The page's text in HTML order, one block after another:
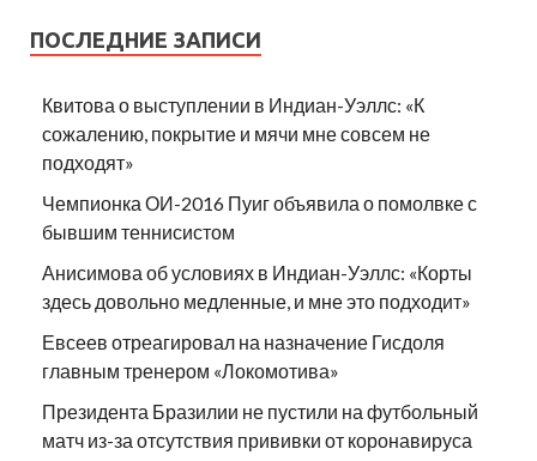
ПОСЛЕДНИЕ ЗАПИСИ
Квитова о выступлении в Индиан-Уэллс: «К
сожалению, покрытие и мячи мне совсем не
подходят»
Чемпионка ОИ-2016 Пуиг объявила о помолвке с
бывшим теннисистом
Анисимова об условиях в Индиан-Уэллс: «Корты
здесь довольно медленные, и мне это подходит»
Евсеев отреагировал на назначение Гисдоля
главным тренером «Локомотива»
Президента Бразилии не пустили на футбольный
матч из-за отсутствия прививки от коронавируса